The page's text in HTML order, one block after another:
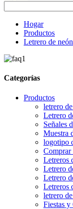
Hogar
Productos
Letrero de
Categorías
Productos
letrero
Letrero
Señales
Muestra
logotipo
Comprar
Letreros
Letrero
Letrero
Letreros
letrero
Fiestas y